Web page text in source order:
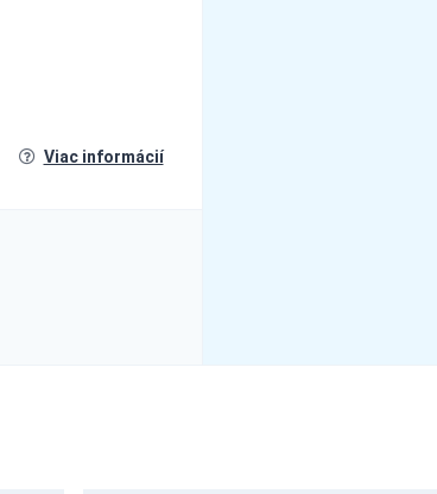
Viac informácií